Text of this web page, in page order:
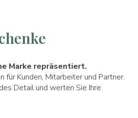
Marke repräsentiert.
für Kunden, Mitarbeiter und Partner.
Detail und werten Sie Ihre